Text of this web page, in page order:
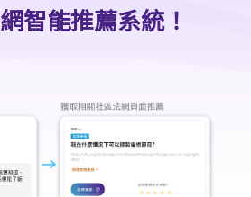
支付多少工資？是否有標準僱傭合約可供我
我的家中？
否合法？
港永久性居民？
入香港？
作簽證？
智能推薦系統！